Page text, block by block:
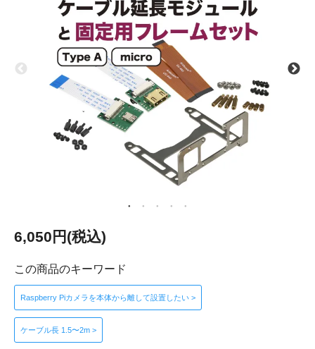
6,050円(税込)
この商品のキーワード
Raspberry Piカメラを本体から離して設置したい >
ケーブル長 1.5〜2m >